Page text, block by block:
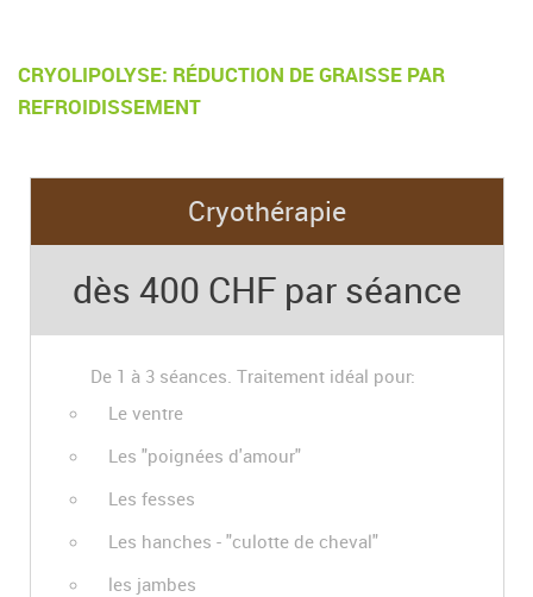
CRYOLIPOLYSE: RÉDUCTION DE GRAISSE PAR
REFROIDISSEMENT
Cryothérapie
dès 400 CHF par séance
De 1 à 3 séances. Traitement idéal pour:
Le ventre
Les "poignées d'amour"
Les fesses
Les hanches - "culotte de cheval"
les jambes